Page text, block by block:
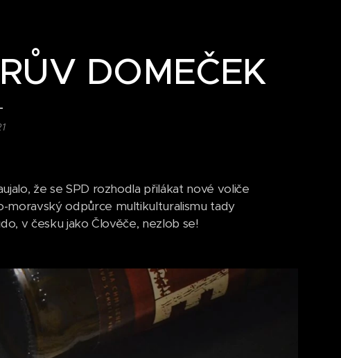
DOMEČEK
že se SPD rozhodla přilákat nové voliče
moravský odpůrce multikulturalismu tady
v česku jako Člověče, nezlob se!